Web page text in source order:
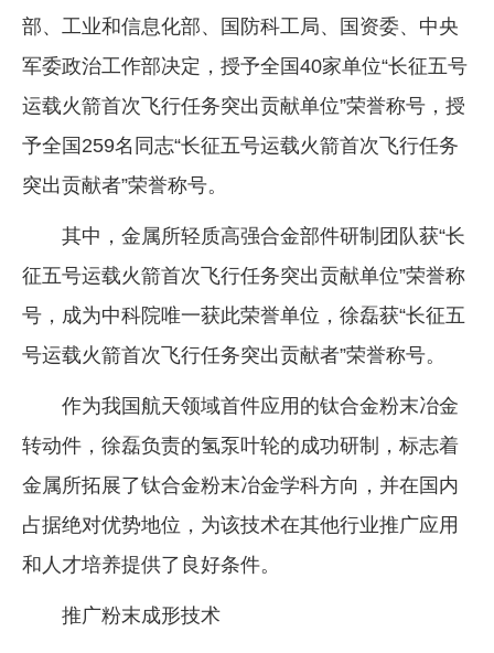
部、工业和信息化部、国防科工局、国资委、中央
军委政治工作部决定，授予全国40家单位“长征五号
运载火箭首次飞行任务突出贡献单位”荣誉称号，授
予全国259名同志“长征五号运载火箭首次飞行任务
突出贡献者”荣誉称号。
其中，金属所轻质高强合金部件研制团队获“长
征五号运载火箭首次飞行任务突出贡献单位”荣誉称
号，成为中科院唯一获此荣誉单位，徐磊获“长征五
号运载火箭首次飞行任务突出贡献者”荣誉称号。
作为我国航天领域首件应用的钛合金粉末冶金
转动件，徐磊负责的氢泵叶轮的成功研制，标志着
金属所拓展了钛合金粉末冶金学科方向，并在国内
占据绝对优势地位，为该技术在其他行业推广应用
和人才培养提供了良好条件。
推广粉末成形技术